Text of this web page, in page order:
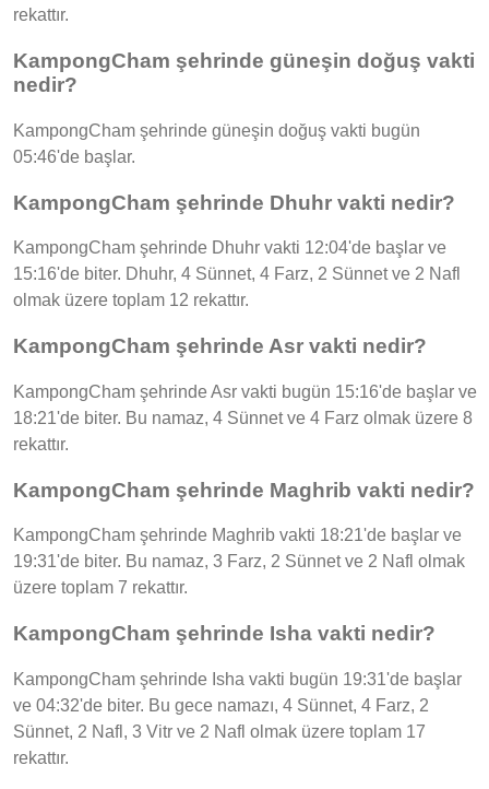
rekattır.
KampongCham şehrinde güneşin doğuş vakti
nedir?
KampongCham şehrinde güneşin doğuş vakti bugün
05:46'de başlar.
KampongCham şehrinde Dhuhr vakti nedir?
KampongCham şehrinde Dhuhr vakti 12:04'de başlar ve
15:16'de biter. Dhuhr, 4 Sünnet, 4 Farz, 2 Sünnet ve 2 Nafl
olmak üzere toplam 12 rekattır.
KampongCham şehrinde Asr vakti nedir?
KampongCham şehrinde Asr vakti bugün 15:16'de başlar ve
18:21'de biter. Bu namaz, 4 Sünnet ve 4 Farz olmak üzere 8
rekattır.
KampongCham şehrinde Maghrib vakti nedir?
KampongCham şehrinde Maghrib vakti 18:21'de başlar ve
19:31'de biter. Bu namaz, 3 Farz, 2 Sünnet ve 2 Nafl olmak
üzere toplam 7 rekattır.
KampongCham şehrinde Isha vakti nedir?
KampongCham şehrinde Isha vakti bugün 19:31'de başlar
ve 04:32'de biter. Bu gece namazı, 4 Sünnet, 4 Farz, 2
Sünnet, 2 Nafl, 3 Vitr ve 2 Nafl olmak üzere toplam 17
rekattır.